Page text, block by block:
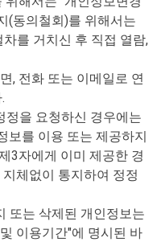
(동의철회)를 위해서는
를 거치신 후 직접 열람,
, 전화 또는 이메일로 연
정을 요청하신 경우에는
보를 이용 또는 제공하지
3자에게 이미 제공한 경
체없이 통지하여 정정
또는 삭제된 개인정보는
이용기간"에 명시된 바